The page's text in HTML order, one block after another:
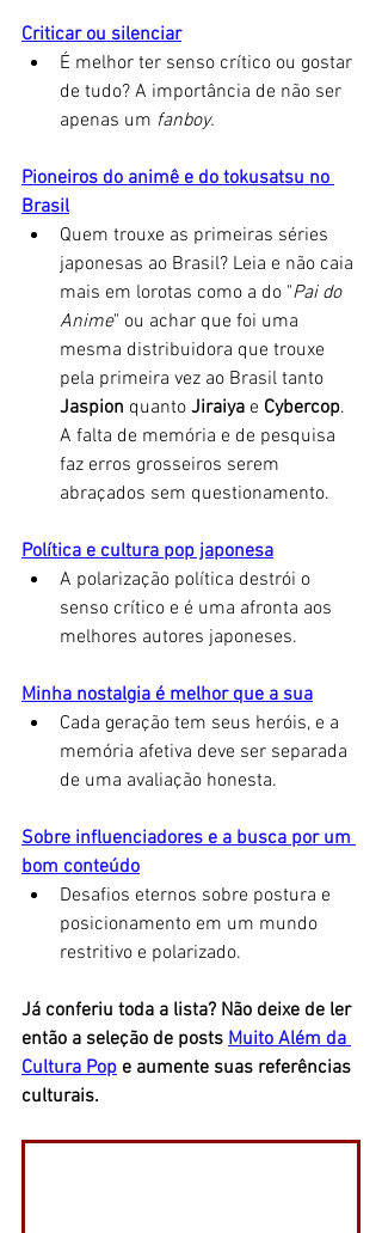
Criticar ou silenciar
É melhor ter senso crítico ou gostar
de tudo? A importância de não ser
apenas um fanboy.
Pioneiros do animê e do tokusatsu no
Brasil
Quem trouxe as primeiras séries
japonesas ao Brasil? Leia e não caia
mais em lorotas como a do "Pai do
Anime" ou achar que foi uma
mesma distribuidora que trouxe
pela primeira vez ao Brasil tanto
Jaspion quanto Jiraiya e Cybercop.
A falta de memória e de pesquisa
faz erros grosseiros serem
abraçados sem questionamento.
Política e cultura pop japonesa
A polarização política destrói o
senso crítico e é uma afronta aos
melhores autores japoneses.
Minha nostalgia é melhor que a sua
Cada geração tem seus heróis, e a
memória afetiva deve ser separada
de uma avaliação honesta.
Sobre influenciadores e a busca por um
bom conteúdo
Desafios eternos sobre postura e
posicionamento em um mundo
restritivo e polarizado.
Já conferiu toda a lista? Não deixe de ler
então a seleção de posts Muito Além da
Cultura Pop e aumente suas referências
culturais.